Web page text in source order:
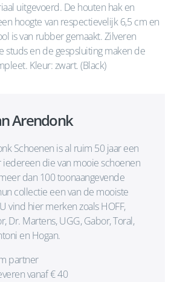
uitgevoerd. De houten hak en
hoogte van respectievelijk 6,5 cm en
is van rubber gemaakt. Zilveren
studs en de gespsluiting maken de
Kleur: zwart. (Black)
Arendonk
Schoenen is al ruim 50 jaar een
iedereen die van mooie schoenen
dan 100 toonaangevende
collectie een van de mooiste
vind hier merken zoals HOFF,
Dr. Martens, UGG, Gabor, Toral,
en Hogan.
partner
vanaf € 40